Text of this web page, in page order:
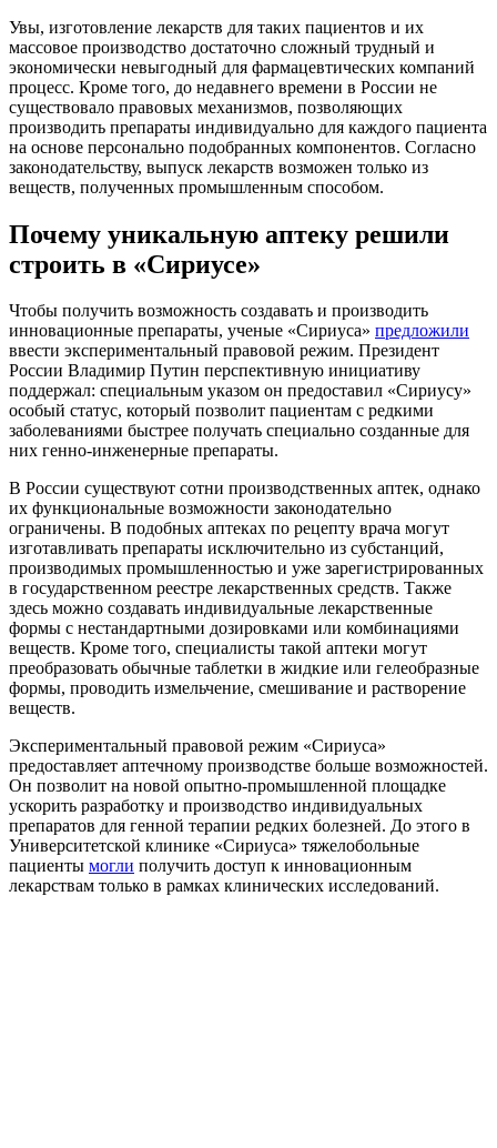
Увы, изготовление лекарств для таких пациентов и их
массовое производство достаточно сложный трудный и
экономически невыгодный для фармацевтических компаний
процесс. Кроме того, до недавнего времени в России не
существовало правовых механизмов, позволяющих
производить препараты индивидуально для каждого пациента
на основе персонально подобранных компонентов. Согласно
законодательству, выпуск лекарств возможен только из
веществ, полученных промышленным способом.
Почему уникальную аптеку решили
строить в «Сириусе»
Чтобы получить возможность создавать и производить
инновационные препараты, ученые «Сириуса» предложили
ввести экспериментальный правовой режим. Президент
России Владимир Путин перспективную инициативу
поддержал: специальным указом он предоставил «Сириусу»
особый статус, который позволит пациентам с редкими
заболеваниями быстрее получать специально созданные для
них генно-инженерные препараты.
В России существуют сотни производственных аптек, однако
их функциональные возможности законодательно
ограничены. В подобных аптеках по рецепту врача могут
изготавливать препараты исключительно из субстанций,
производимых промышленностью и уже зарегистрированных
в государственном реестре лекарственных средств. Также
здесь можно создавать индивидуальные лекарственные
формы с нестандартными дозировками или комбинациями
веществ. Кроме того, специалисты такой аптеки могут
преобразовать обычные таблетки в жидкие или гелеобразные
формы, проводить измельчение, смешивание и растворение
веществ.
Экспериментальный правовой режим «Сириуса»
предоставляет аптечному производстве больше возможностей.
Он позволит на новой опытно-промышленной площадке
ускорить разработку и производство индивидуальных
препаратов для генной терапии редких болезней. До этого в
Университетской клинике «Сириуса» тяжелобольные
пациенты могли получить доступ к инновационным
лекарствам только в рамках клинических исследований.